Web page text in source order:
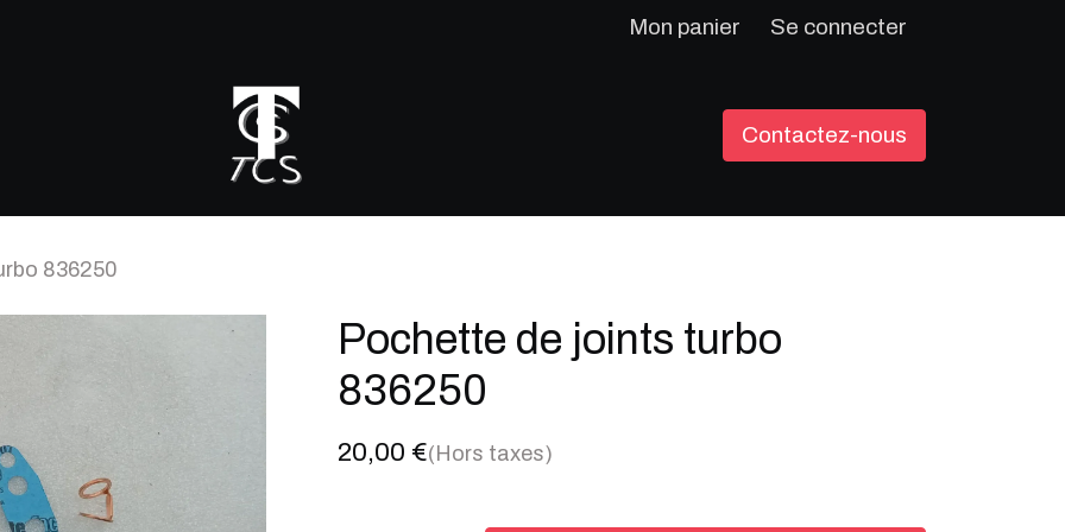
Mon panier Se connecter
Contactez-nous
836250
Pochette de joints turbo
836250
20,00 €(Hors taxes)